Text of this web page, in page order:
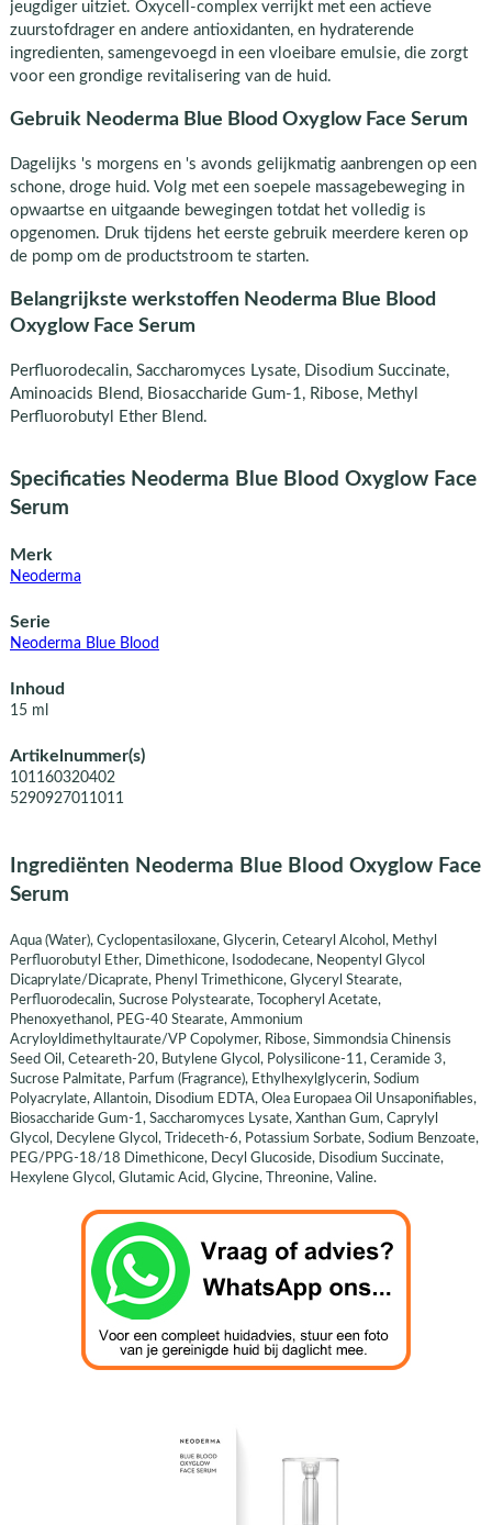
jeugdiger uitziet. Oxycell-complex verrijkt met een actieve
zuurstofdrager en andere antioxidanten, en hydraterende
ingredienten, samengevoegd in een vloeibare emulsie, die zorgt
voor een grondige revitalisering van de huid.
Gebruik Neoderma Blue Blood Oxyglow Face Serum
Dagelijks 's morgens en 's avonds gelijkmatig aanbrengen op een
schone, droge huid. Volg met een soepele massagebeweging in
opwaartse en uitgaande bewegingen totdat het volledig is
opgenomen. Druk tijdens het eerste gebruik meerdere keren op
de pomp om de productstroom te starten.
Belangrijkste werkstoffen Neoderma Blue Blood
Oxyglow Face Serum
Perfluorodecalin, Saccharomyces Lysate, Disodium Succinate,
Aminoacids Blend, Biosaccharide Gum-1, Ribose, Methyl
Perfluorobutyl Ether Blend.
Specificaties Neoderma Blue Blood Oxyglow Face
Serum
Merk
Neoderma
Serie
Neoderma Blue Blood
Inhoud
15 ml
Artikelnummer(s)
101160320402
5290927011011
Ingrediënten Neoderma Blue Blood Oxyglow Face
Serum
Aqua (Water), Cyclopentasiloxane, Glycerin, Cetearyl Alcohol, Methyl
Perfluorobutyl Ether, Dimethicone, Isododecane, Neopentyl Glycol
Dicaprylate/Dicaprate, Phenyl Trimethicone, Glyceryl Stearate,
Perfluorodecalin, Sucrose Polystearate, Tocopheryl Acetate,
Phenoxyethanol, PEG-40 Stearate, Ammonium
Acryloyldimethyltaurate/VP Copolymer, Ribose, Simmondsia Chinensis
Seed Oil, Ceteareth-20, Butylene Glycol, Polysilicone-11, Ceramide 3,
Sucrose Palmitate, Parfum (Fragrance), Ethylhexylglycerin, Sodium
Polyacrylate, Allantoin, Disodium EDTA, Olea Europaea Oil Unsaponifiables,
Biosaccharide Gum-1, Saccharomyces Lysate, Xanthan Gum, Caprylyl
Glycol, Decylene Glycol, Trideceth-6, Potassium Sorbate, Sodium Benzoate,
PEG/PPG-18/18 Dimethicone, Decyl Glucoside, Disodium Succinate,
Hexylene Glycol, Glutamic Acid, Glycine, Threonine, Valine.